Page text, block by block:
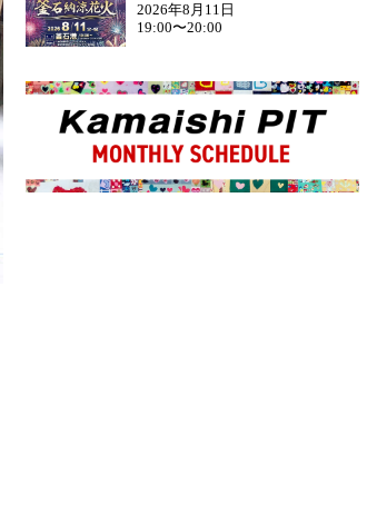
2026年8月11日
19:00〜20:00